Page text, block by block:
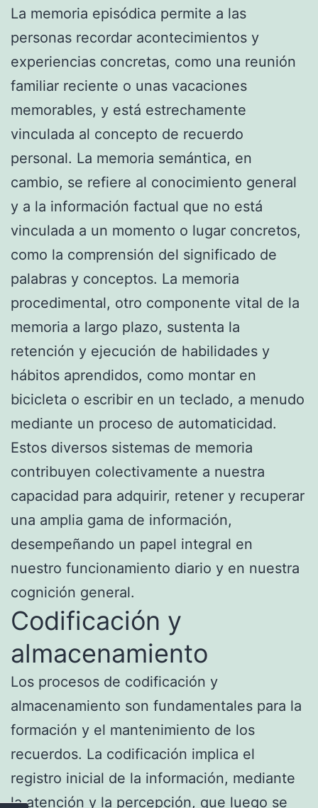
La memoria episódica permite a las
personas recordar acontecimientos y
experiencias concretas, como una reunión
familiar reciente o unas vacaciones
memorables, y está estrechamente
vinculada al concepto de recuerdo
personal. La memoria semántica, en
cambio, se refiere al conocimiento general
y a la información factual que no está
vinculada a un momento o lugar concretos,
como la comprensión del significado de
palabras y conceptos. La memoria
procedimental, otro componente vital de la
memoria a largo plazo, sustenta la
retención y ejecución de habilidades y
hábitos aprendidos, como montar en
bicicleta o escribir en un teclado, a menudo
mediante un proceso de automaticidad.
Estos diversos sistemas de memoria
contribuyen colectivamente a nuestra
capacidad para adquirir, retener y recuperar
una amplia gama de información,
desempeñando un papel integral en
nuestro funcionamiento diario y en nuestra
cognición general.
Codificación y
almacenamiento
Los procesos de codificación y
almacenamiento son fundamentales para la
formación y el mantenimiento de los
recuerdos. La codificación implica el
registro inicial de la información, mediante
la atención y la percepción, que luego se